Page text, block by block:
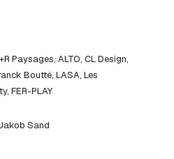
Paysages, ALTO, CL Design,
Boutté, LASA, Les
FER-PLAY
Sand